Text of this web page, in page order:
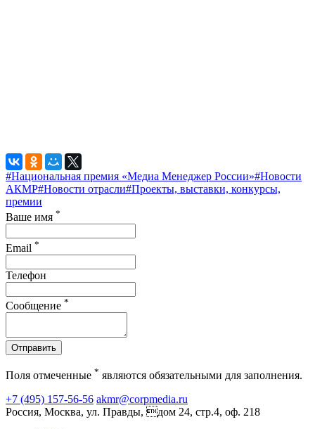
#Национальная премия «Медиа Менеджер России»#Новости
АКМР#Новости отрасли#Проекты, выставки, конкурсы,
премии
Ваше имя *
Email *
Телефон
Сообщение *
Отправить
Поля отмеченные * являются обязательными для заполнения.
+7 (495) 157-56-56 akmr@corpmedia.ru
Россия, Москва, ул. Правды, дом 24, стр.4, оф. 218